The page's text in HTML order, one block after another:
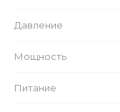
Давление
Мощность
Питание